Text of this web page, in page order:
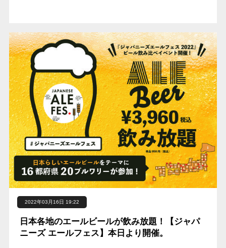
2022年03月16日 19:22
日本各地のエールビールが飲み放題！【ジャパ
ニーズ エールフェス】本日より開催。